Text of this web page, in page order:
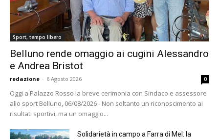
Sport, tempo libero
Belluno rende omaggio ai cugini Alessandro
e Andrea Bristot
redazione - 6 Agosto 2026 0
Oggi a Palazzo Rosso la breve cerimonia con Sindaco e assessore
allo sport Belluno, 06/08/2026 - Non soltanto un riconoscimento ai
risultati sportivi, ma un omaggio...
Solidarietà in campo a Farra di Mel: la